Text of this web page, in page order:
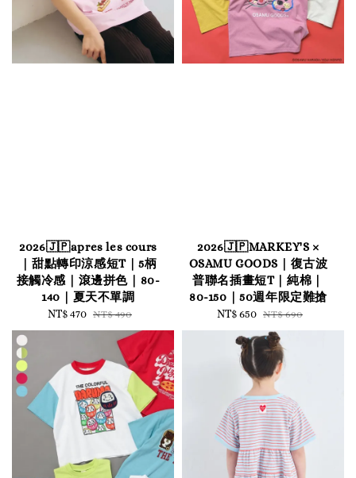
2026🇯🇵apres les cours
｜甜點轉印涼感短T｜5柄
接觸冷感｜滾邊拼色｜80-
140｜夏天不單調
Sale
price
NT$ 470 Regular
price
NT$ 490
2026🇯🇵MARKEY'S ×
OSAMU GOODS｜復古波
普聯名插畫短T｜純棉｜
80-150｜50週年限定難搶
Sale
price
NT$ 650 Regular
price
NT$ 690